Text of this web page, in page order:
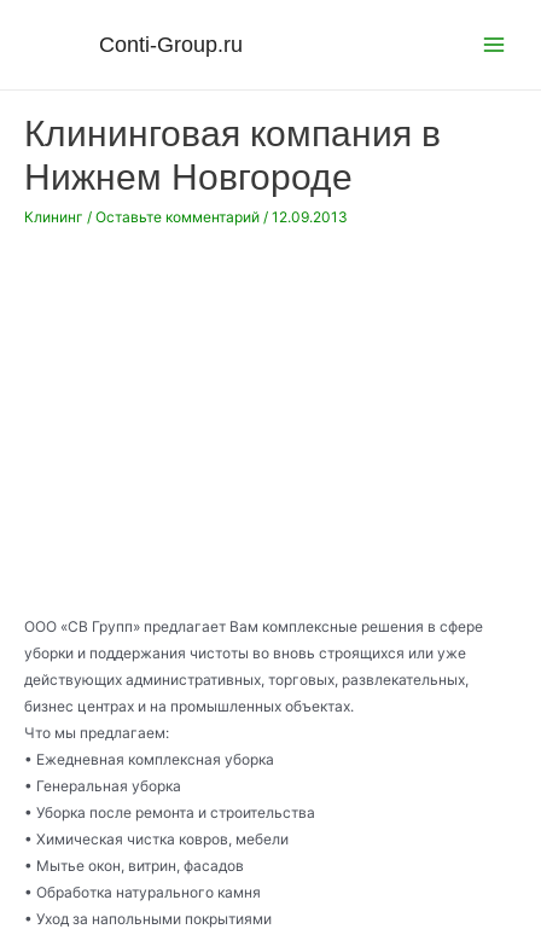
Conti-Group.ru
Клининговая компания в
Нижнем Новгороде
Клининг / Оставьте комментарий / 12.09.2013
ООО «СВ Групп» предлагает Вам комплексные решения в сфере
уборки и поддержания чистоты во вновь строящихся или уже
действующих административных, торговых, развлекательных,
бизнес центрах и на промышленных объектах.
Что мы предлагаем:
• Ежедневная комплексная уборка
• Генеральная уборка
• Уборка после ремонта и строительства
• Химическая чистка ковров, мебели
• Мытье окон, витрин, фасадов
• Обработка натурального камня
• Уход за напольными покрытиями